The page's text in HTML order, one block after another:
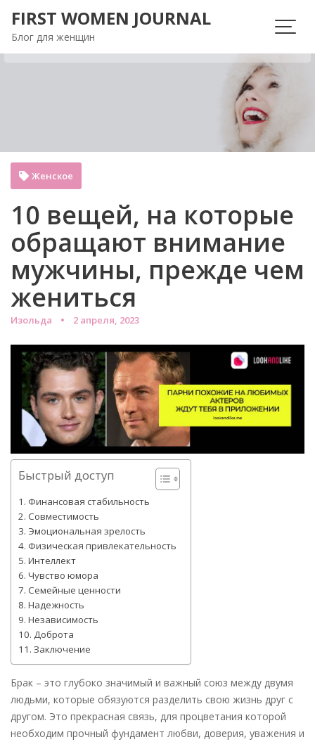
содержимому
FIRST WOMEN JOURNAL
Блог для женщин
10 вещей, на которые
обращают внимание
мужчины, прежде чем
жениться
Изольда 2 апреля, 2023
Женское
Быстрый доступ
Финансовая стабильность
Совместимость
Эмоциональная зрелость
Физическая привлекательность
Интеллект
Чувство юмора
Семейные ценности
Надежность
Независимость
Доброта
Заключение
Брак – это глубоко значимый и важный союз между двумя
людьми, которые обязуются разделить свою жизнь друг с
другом. Это прекрасная связь, для процветания которой
необходим прочный фундамент любви, доверия, уважения и